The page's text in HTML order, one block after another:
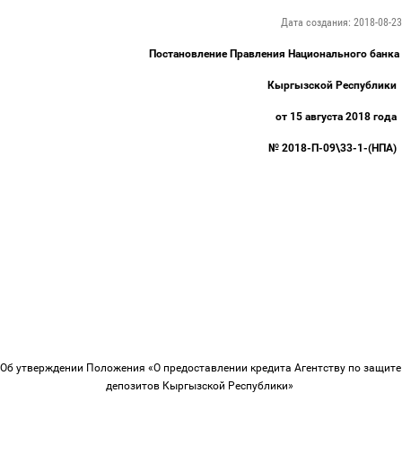
Дата создания: 2018-08-23
Постановление Правления Национального банка
Кыргызской Республики
от 15 августа 2018 года
№ 2018-П-09\33-1-(НПА)
Об утверждении Положения «О предоставлении кредита Агентству по защите
депозитов Кыргызской Республики»